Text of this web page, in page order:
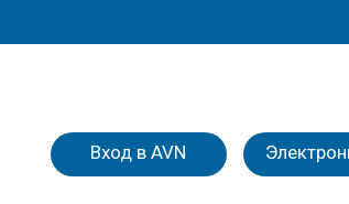
Вход в AVN